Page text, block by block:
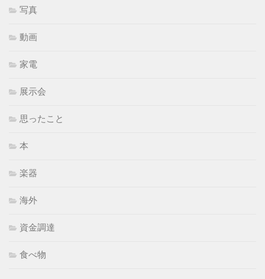
写真
動画
家電
展示会
思ったこと
本
楽器
海外
資金調達
食べ物